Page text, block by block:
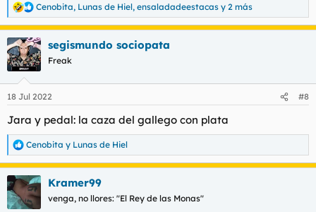
R
e
a
c
c
i
e
:
Cenobita, Lunas de Hiel, ensaladadeestacas y 2 más
segismundo sociopata
Freak
18 Jul 2022 #8
Jara y pedal: la caza del gallego con plata
R
e
a
c
c
i
Cenobita y Lunas de Hiel
Kramer99
venga, no llores: "El Rey de las Monas"